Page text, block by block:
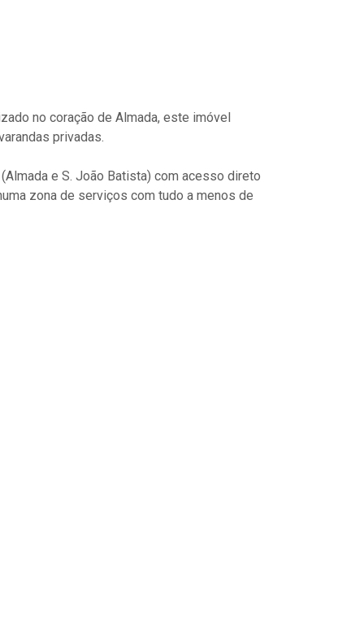
no coração de Almada, este imóvel
privadas.
e S. João Batista) com acesso direto
zona de serviços com tudo a menos de